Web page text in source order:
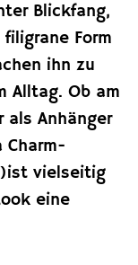
Blickfang,
Form
ihn zu
Alltag. Ob am
als Anhänger
Charm-
vielseitig
eine